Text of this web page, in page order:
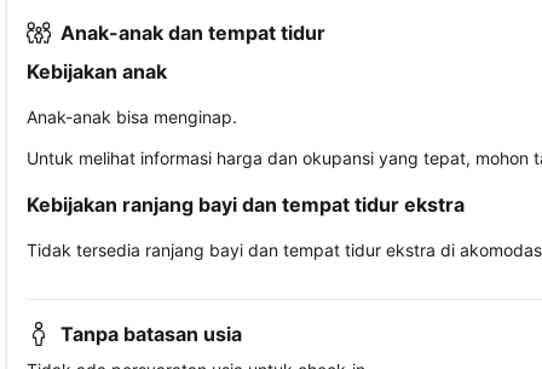
Anak-anak dan tempat tidur
Kebijakan anak
Anak-anak bisa menginap.
Untuk melihat informasi harga dan okupansi yang tepat,
Kebijakan ranjang bayi dan tempat tidur ekstra
Tidak tersedia ranjang bayi dan tempat tidur ekstra di
Tanpa batasan usia